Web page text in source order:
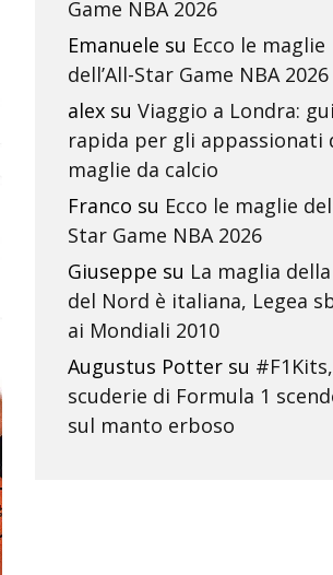
Game NBA 2026
Emanuele su Ecco le maglie
dell’All-Star Game NBA 2026
alex su Viaggio a Londra:
rapida per gli appassionati
maglie da calcio
Franco su Ecco le maglie
Star Game NBA 2026
Giuseppe su La maglia
del Nord è italiana, Legea
ai Mondiali 2010
Augustus Potter su
scuderie di Formula 1
sul manto erboso